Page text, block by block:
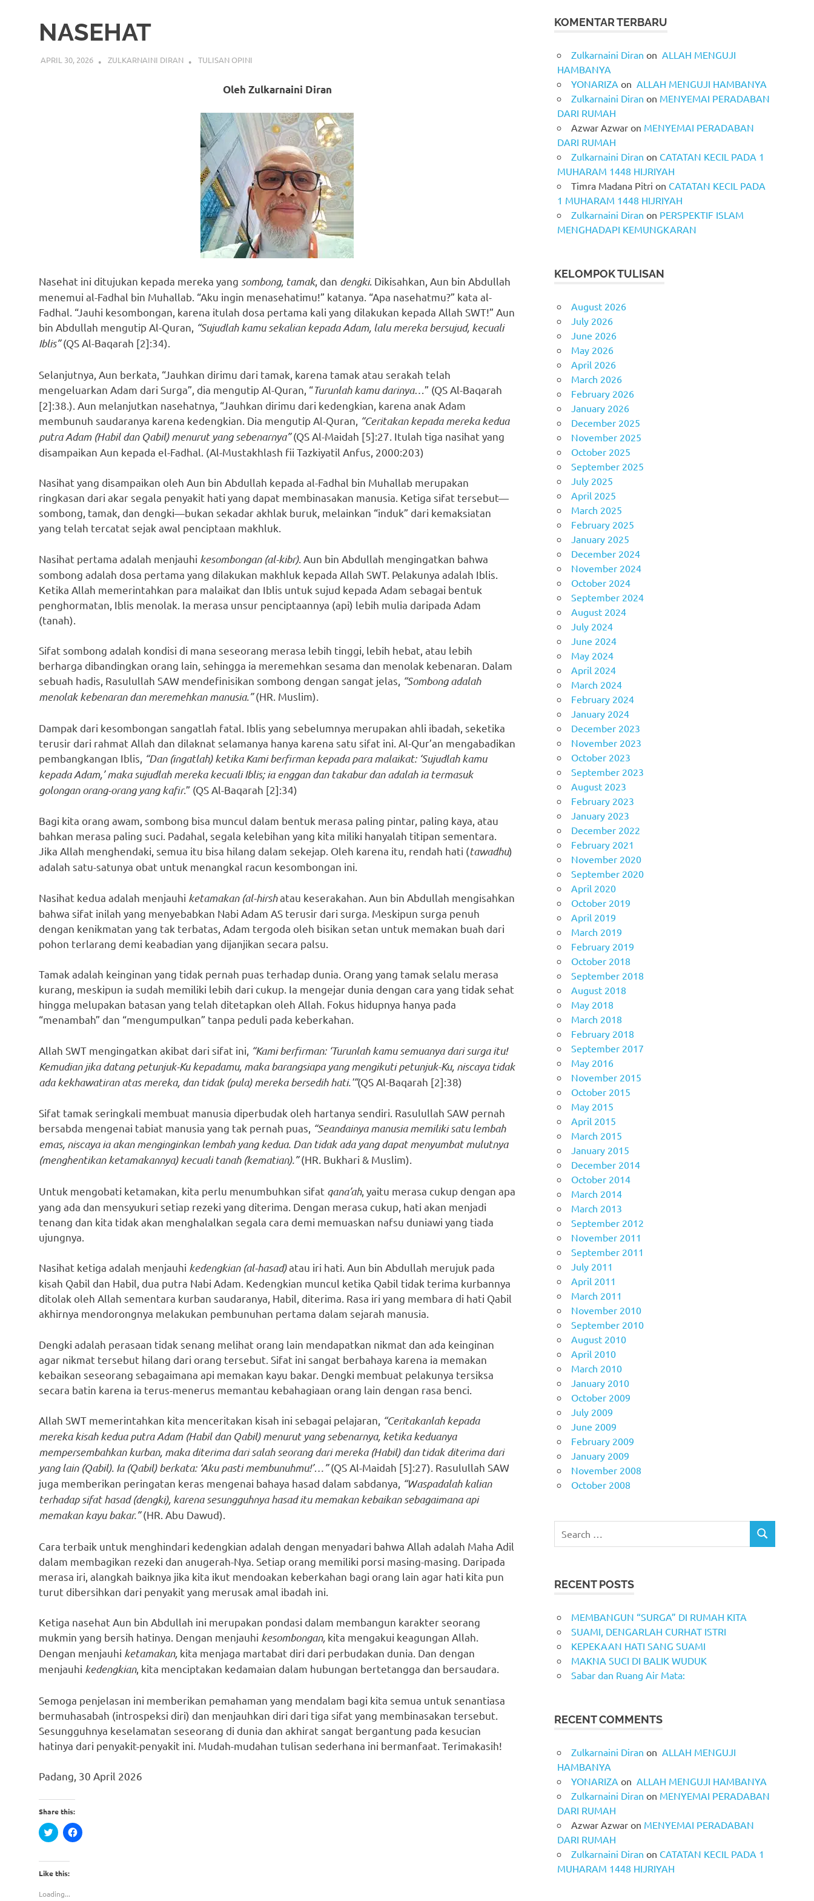
NASEHAT
APRIL 30, 2026 ZULKARNAINI DIRAN TULISAN OPINI
Oleh Zulkarnaini Diran
Nasehat ini ditujukan kepada mereka yang sombong, tamak, dan dengki. Dikisahkan, Aun bin Abdullah
menemui al-Fadhal bin Muhallab. “Aku ingin menasehatimu!” katanya. “Apa nasehatmu?” kata al-
Fadhal. “Jauhi kesombongan, karena itulah dosa pertama kali yang dilakukan kepada Allah SWT!” Aun
bin Abdullah mengutip Al-Quran, “Sujudlah kamu sekalian kepada Adam, lalu mereka bersujud, kecuali
Iblis”(QS Al-Baqarah [2]:34).
Selanjutnya, Aun berkata, “Jauhkan dirimu dari tamak, karena tamak atau serakah telah
mengeluarkan Adam dari Surga”, dia mengutip Al-Quran, “Turunlah kamu darinya…” (QS Al-Baqarah
[2]:38.). Aun melanjutkan nasehatnya, “Jauhkan dirimu dari kedengkian, karena anak Adam
membunuh saudaranya karena kedengkian. Dia mengutip Al-Quran, “Ceritakan kepada mereka kedua
putra Adam (Habil dan Qabil) menurut yang sebenarnya”(QS Al-Maidah [5]:27. Itulah tiga nasihat yang
disampaikan Aun kepada el-Fadhal. (Al-Mustakhlash fii Tazkiyatil Anfus, 2000:203)
Nasihat yang disampaikan oleh Aun bin Abdullah kepada al-Fadhal bin Muhallab merupakan
ringkasan dari akar segala penyakit hati yang dapat membinasakan manusia. Ketiga sifat tersebut—
sombong, tamak, dan dengki—bukan sekadar akhlak buruk, melainkan “induk” dari kemaksiatan
yang telah tercatat sejak awal penciptaan makhluk.
Nasihat pertama adalah menjauhi kesombongan (al-kibr). Aun bin Abdullah mengingatkan bahwa
sombong adalah dosa pertama yang dilakukan makhluk kepada Allah SWT. Pelakunya adalah Iblis.
Ketika Allah memerintahkan para malaikat dan Iblis untuk sujud kepada Adam sebagai bentuk
penghormatan, Iblis menolak. Ia merasa unsur penciptaannya (api) lebih mulia daripada Adam
(tanah).
Sifat sombong adalah kondisi di mana seseorang merasa lebih tinggi, lebih hebat, atau lebih
berharga dibandingkan orang lain, sehingga ia meremehkan sesama dan menolak kebenaran. Dalam
sebuah hadis, Rasulullah SAW mendefinisikan sombong dengan sangat jelas, “Sombong adalah
menolak kebenaran dan meremehkan manusia.”(HR. Muslim).
Dampak dari kesombongan sangatlah fatal. Iblis yang sebelumnya merupakan ahli ibadah, seketika
terusir dari rahmat Allah dan dilaknat selamanya hanya karena satu sifat ini. Al-Qur’an mengabadikan
pembangkangan Iblis, “Dan (ingatlah) ketika Kami berfirman kepada para malaikat: ‘Sujudlah kamu
kepada Adam,’ maka sujudlah mereka kecuali Iblis; ia enggan dan takabur dan adalah ia termasuk
golongan orang-orang yang kafir.” (QS Al-Baqarah [2]:34)
Bagi kita orang awam, sombong bisa muncul dalam bentuk merasa paling pintar, paling kaya, atau
bahkan merasa paling suci. Padahal, segala kelebihan yang kita miliki hanyalah titipan sementara.
Jika Allah menghendaki, semua itu bisa hilang dalam sekejap. Oleh karena itu, rendah hati (tawadhu)
adalah satu-satunya obat untuk menangkal racun kesombongan ini.
Nasihat kedua adalah menjauhi ketamakan (al-hirshatau keserakahan. Aun bin Abdullah mengisahkan
bahwa sifat inilah yang menyebabkan Nabi Adam AS terusir dari surga. Meskipun surga penuh
dengan kenikmatan yang tak terbatas, Adam tergoda oleh bisikan setan untuk memakan buah dari
pohon terlarang demi keabadian yang dijanjikan secara palsu.
Tamak adalah keinginan yang tidak pernah puas terhadap dunia. Orang yang tamak selalu merasa
kurang, meskipun ia sudah memiliki lebih dari cukup. Ia mengejar dunia dengan cara yang tidak sehat
hingga melupakan batasan yang telah ditetapkan oleh Allah. Fokus hidupnya hanya pada
“menambah” dan “mengumpulkan” tanpa peduli pada keberkahan.
Allah SWT mengingatkan akibat dari sifat ini, “Kami berfirman: ‘Turunlah kamu semuanya dari surga itu!
Kemudian jika datang petunjuk-Ku kepadamu, maka barangsiapa yang mengikuti petunjuk-Ku, niscaya tidak
ada kekhawatiran atas mereka, dan tidak (pula) mereka bersedih hati.'”(QS Al-Baqarah [2]:38)
Sifat tamak seringkali membuat manusia diperbudak oleh hartanya sendiri. Rasulullah SAW pernah
bersabda mengenai tabiat manusia yang tak pernah puas, “Seandainya manusia memiliki satu lembah
emas, niscaya ia akan menginginkan lembah yang kedua. Dan tidak ada yang dapat menyumbat mulutnya
(menghentikan ketamakannya) kecuali tanah (kematian).”(HR. Bukhari & Muslim).
Untuk mengobati ketamakan, kita perlu menumbuhkan sifat qana’ah, yaitu merasa cukup dengan apa
yang ada dan mensyukuri setiap rezeki yang diterima. Dengan merasa cukup, hati akan menjadi
tenang dan kita tidak akan menghalalkan segala cara demi memuaskan nafsu duniawi yang tiada
ujungnya.
Nasihat ketiga adalah menjauhi kedengkian (al-hasad)atau iri hati. Aun bin Abdullah merujuk pada
kisah Qabil dan Habil, dua putra Nabi Adam. Kedengkian muncul ketika Qabil tidak terima kurbannya
ditolak oleh Allah sementara kurban saudaranya, Habil, diterima. Rasa iri yang membara di hati Qabil
akhirnya mendorongnya melakukan pembunuhan pertama dalam sejarah manusia.
Dengki adalah perasaan tidak senang melihat orang lain mendapatkan nikmat dan ada keinginan
agar nikmat tersebut hilang dari orang tersebut. Sifat ini sangat berbahaya karena ia memakan
kebaikan seseorang sebagaimana api memakan kayu bakar. Dengki membuat pelakunya tersiksa
secara batin karena ia terus-menerus memantau kebahagiaan orang lain dengan rasa benci.
Allah SWT memerintahkan kita menceritakan kisah ini sebagai pelajaran, “Ceritakanlah kepada
mereka kisah kedua putra Adam (Habil dan Qabil) menurut yang sebenarnya, ketika keduanya
mempersembahkan kurban, maka diterima dari salah seorang dari mereka (Habil) dan tidak diterima dari
yang lain (Qabil). Ia (Qabil) berkata: ‘Aku pasti membunuhmu!’…”(QS Al-Maidah [5]:27). Rasulullah SAW
juga memberikan peringatan keras mengenai bahaya hasad dalam sabdanya, “Waspadalah kalian
terhadap sifat hasad (dengki), karena sesungguhnya hasad itu memakan kebaikan sebagaimana api
memakan kayu bakar.”(HR. Abu Dawud).
Cara terbaik untuk menghindari kedengkian adalah dengan menyadari bahwa Allah adalah Maha Adil
dalam membagikan rezeki dan anugerah-Nya. Setiap orang memiliki porsi masing-masing. Daripada
merasa iri, alangkah baiknya jika kita ikut mendoakan keberkahan bagi orang lain agar hati kita pun
turut dibersihkan dari penyakit yang merusak amal ibadah ini.
Ketiga nasehat Aun bin Abdullah ini merupakan pondasi dalam membangun karakter seorang
mukmin yang bersih hatinya. Dengan menjauhi kesombongan, kita mengakui keagungan Allah.
Dengan menjauhi ketamakan, kita menjaga martabat diri dari perbudakan dunia. Dan dengan
menjauhi kedengkian, kita menciptakan kedamaian dalam hubungan bertetangga dan bersaudara.
Semoga penjelasan ini memberikan pemahaman yang mendalam bagi kita semua untuk senantiasa
bermuhasabah (introspeksi diri) dan menjauhkan diri dari tiga sifat yang membinasakan tersebut.
Sesungguhnya keselamatan seseorang di dunia dan akhirat sangat bergantung pada kesucian
hatinya dari penyakit-penyakit ini. Mudah-mudahan tulisan sederhana ini bermanfaat. Terimakasih!
Padang, 30 April 2026
Share this:
Click
to
Twitter
(Opens
in
window)
Click
to
Like this:
Loading...
KOMENTAR TERBARU
Zulkarnaini Diran on ALLAH MENGUJI
HAMBANYA
YONARIZA on ALLAH MENGUJI HAMBANYA
Zulkarnaini Diran on MENYEMAI PERADABAN
DARI RUMAH
Azwar Azwar on MENYEMAI PERADABAN
DARI RUMAH
Zulkarnaini Diran on CATATAN KECIL PADA 1
MUHARAM 1448 HIJRIYAH
Timra Madana Pitri on CATATAN KECIL PADA
1 MUHARAM 1448 HIJRIYAH
Zulkarnaini Diran on PERSPEKTIF ISLAM
MENGHADAPI KEMUNGKARAN
KELOMPOK TULISAN
August 2026
July 2026
June 2026
May 2026
April 2026
March 2026
February 2026
January 2026
December 2025
November 2025
October 2025
September 2025
July 2025
April 2025
March 2025
February 2025
January 2025
December 2024
November 2024
October 2024
September 2024
August 2024
July 2024
June 2024
May 2024
April 2024
March 2024
February 2024
January 2024
December 2023
November 2023
October 2023
September 2023
August 2023
February 2023
January 2023
December 2022
February 2021
November 2020
September 2020
April 2020
October 2019
April 2019
March 2019
February 2019
October 2018
September 2018
August 2018
May 2018
March 2018
February 2018
September 2017
May 2016
November 2015
October 2015
May 2015
April 2015
March 2015
January 2015
December 2014
October 2014
March 2014
March 2013
September 2012
November 2011
September 2011
July 2011
April 2011
March 2011
November 2010
September 2010
August 2010
April 2010
March 2010
January 2010
October 2009
July 2009
June 2009
February 2009
January 2009
November 2008
October 2008
for:
SEARCH
RECENT POSTS
MEMBANGUN “SURGA” DI RUMAH KITA
SUAMI, DENGARLAH CURHAT ISTRI
KEPEKAAN HATI SANG SUAMI
MAKNA SUCI DI BALIK WUDUK
Sabar dan Ruang Air Mata:
RECENT COMMENTS
Zulkarnaini Diran on ALLAH MENGUJI
HAMBANYA
YONARIZA on ALLAH MENGUJI HAMBANYA
Zulkarnaini Diran on MENYEMAI PERADABAN
DARI RUMAH
Azwar Azwar on MENYEMAI PERADABAN
DARI RUMAH
Zulkarnaini Diran on CATATAN KECIL PADA 1
MUHARAM 1448 HIJRIYAH